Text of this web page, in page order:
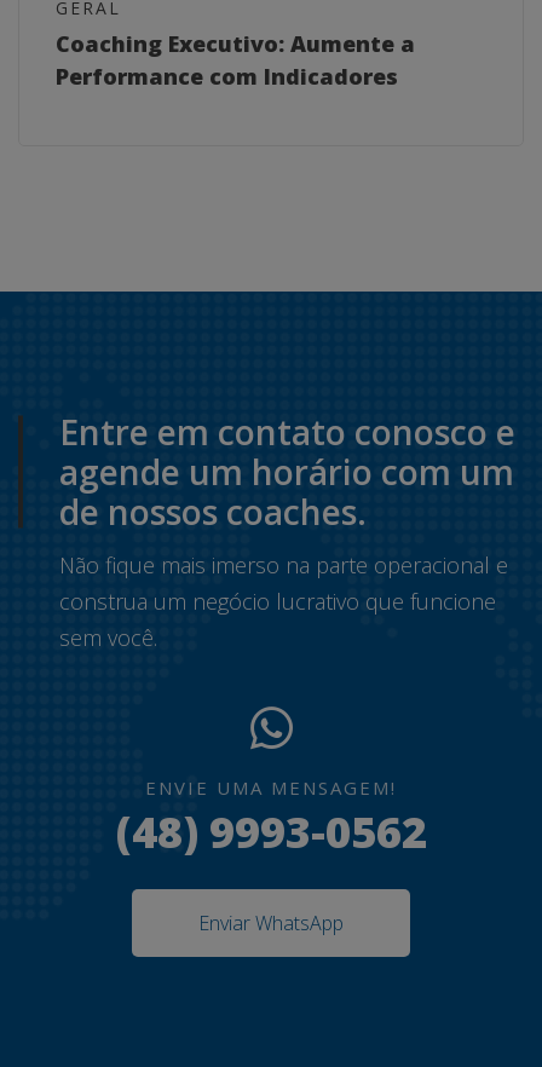
GERAL
Coaching Executivo: Aumente a
Performance com Indicadores
Entre em contato conosco e
agende um horário com um
de nossos coaches.
Não fique mais imerso na parte operacional e
construa um negócio lucrativo que funcione
sem você.
ENVIE UMA MENSAGEM!
(48) 9993-0562
Enviar WhatsApp